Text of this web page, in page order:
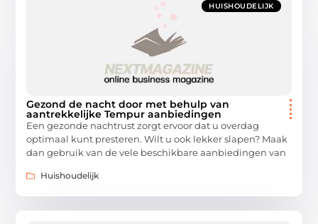
HUISHOUDELIJK
Gezond de nacht door met behulp van
aantrekkelijke Tempur aanbiedingen
Een gezonde nachtrust zorgt ervoor dat u overdag
optimaal kunt presteren. Wilt u ook lekker slapen? Maak
dan gebruik van de vele beschikbare aanbiedingen van
Huishoudelijk